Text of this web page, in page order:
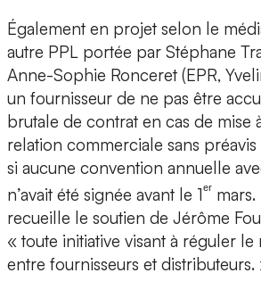
Également en projet selon le
autre PPL portée par Stéphane
Anne-Sophie Ronceret (EPR,
un fournisseur de ne pas être
brutale de contrat en cas de mise
relation commerciale sans
si aucune convention annuelle
n’avait été signée avant le 1ᵉʳ
recueille le soutien de Jérôme
« toute initiative visant à réguler
entre fournisseurs et distributeurs.